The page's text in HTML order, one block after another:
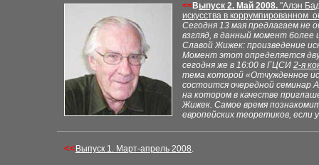
<<Выпуск 2. Май 2008. "Алэн
искусства в коррумпированном
Сегодня 13 мая предлагаем не
взгляд, в данный момент
Славой Жижек: произведение
Момент этот определяется
сегодня же в 16:00 в ГЦСИ 2-я
тема которой «Отчужденное
состоится очередной семинар
на котором в качестве
Жижек. Самое время
европейских теоретиков, если
<< Выпуск 1. Март-апрель 2008.